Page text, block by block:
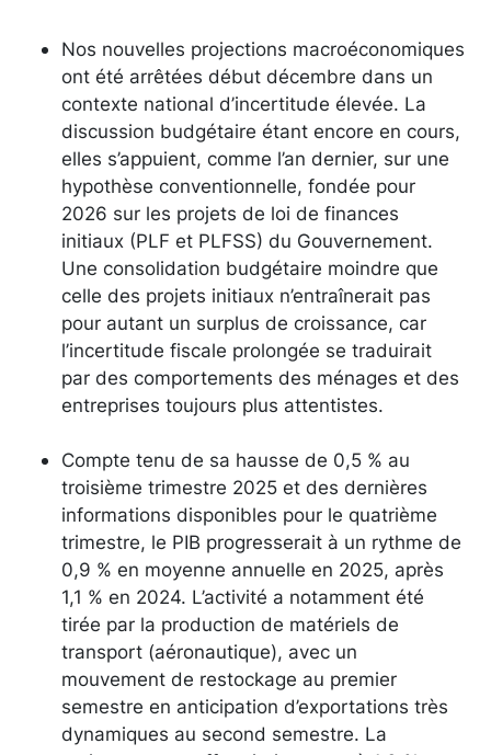
Nos nouvelles projections macroéconomiques
ont été arrêtées début décembre dans un
contexte national d’incertitude élevée. La
discussion budgétaire étant encore en cours,
elles s’appuient, comme l’an dernier, sur une
hypothèse conventionnelle, fondée pour
2026 sur les projets de loi de finances
initiaux (PLF et PLFSS) du Gouvernement.
Une consolidation budgétaire moindre que
celle des projets initiaux n’entraînerait pas
pour autant un surplus de croissance, car
l’incertitude fiscale prolongée se traduirait
par des comportements des ménages et des
entreprises toujours plus attentistes.
Compte tenu de sa hausse de 0,5 % au
troisième trimestre 2025 et des dernières
informations disponibles pour le quatrième
trimestre, le PIB progresserait à un rythme de
0,9 % en moyenne annuelle en 2025, après
1,1 % en 2024. L’activité a notamment été
tirée par la production de matériels de
transport (aéronautique), avec un
mouvement de restockage au premier
semestre en anticipation d’exportations très
dynamiques au second semestre. La